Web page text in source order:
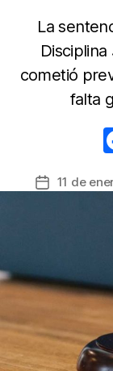
La
cometió
falta
Fecha
11 de